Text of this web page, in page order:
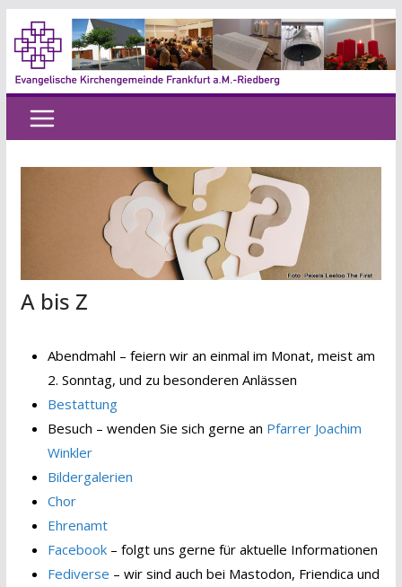
Zum
Inhalt
springen
A bis Z
Abendmahl – feiern wir an einmal im Monat, meist am
2. Sonntag, und zu besonderen Anlässen
Bestattung
Besuch – wenden Sie sich gerne an Pfarrer Joachim
Winkler
Bildergalerien
Chor
Ehrenamt
Facebook– folgt uns gerne für aktuelle Informationen
Fediverse – wir sind auch bei Mastodon, Friendica und